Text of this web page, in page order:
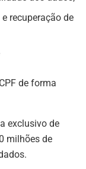
recuperação de
de forma
exclusivo de
milhões de